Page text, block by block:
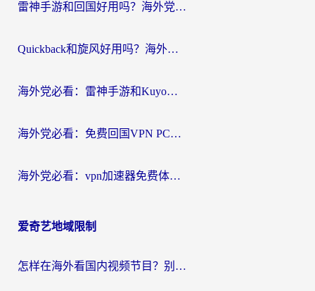
雷神手游和回国好用吗？海外党亲测：选对加速器才能无缝刷剧打游戏
Quickback和旋风好用吗？海外华人亲测：选对回国加速器才能无缝看央视5
海外党必看：雷神手游和Kuyo好用吗？3款回国加速器实测+避坑指南
海外党必看：免费回国VPN PC真的能用？附国内高速VPN选择全攻略
海外党必看：vpn加速器免费体验？选对回国加速器才能无缝刷国内剧玩国服
爱奇艺地域限制
怎样在海外看国内视频节目？别再踩坑！留学生和海外华人的专属解决方案